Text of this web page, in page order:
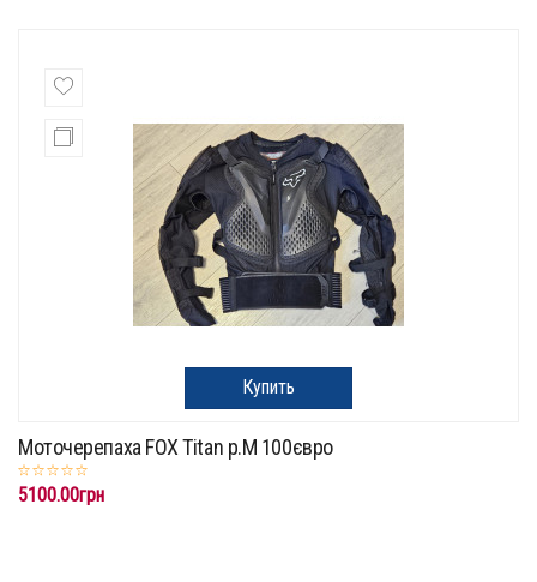
Купить
Моточерепаха FOX Titan p.M 100євро
5100.00грн